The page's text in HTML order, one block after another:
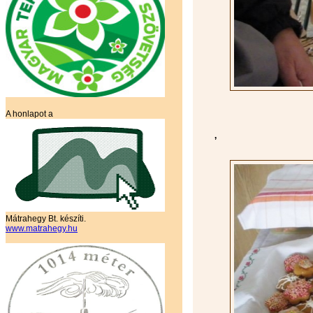
A honlapot a
Mátrahegy Bt. készíti.
www.matrahegy.hu
,